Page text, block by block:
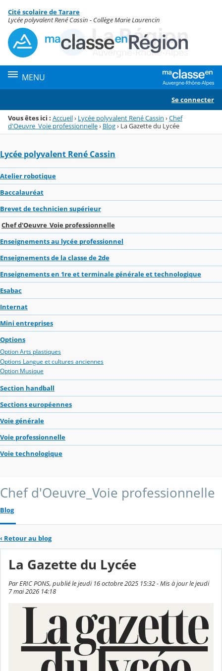
Menu de la rubrique
Contenu
Cité scolaire de Tarare
Lycée polyvalent René Cassin - Collège Marie Laurencin
MENU
Se connecter
Vous êtes ici : Accueil› Lycée polyvalent René Cassin ›Chef
d'Oeuvre_Voie professionnelle› Blog› La Gazette du Lycée
Lycée polyvalent René Cassin
Atelier robotique
Baccalauréat
Brevet de technicien supérieur
Chef d'Oeuvre_Voie professionnelle
Enseignements au lycée professionnel
Enseignements de la classe de 2de
Enseignements en 1re et terminale générale et technologique
Esabac
Internat
Mini entreprises
Options
Option Arts plastiques
Options Langue et cultures anciennes
Option Musique
Section handball
Sections européennes
Voie générale
Voie professionnelle
Voie technologique
Chef d'Oeuvre_Voie professionnelle
Blog
‹ Retour au blog
La Gazette du Lycée
Par ERIC PONS, publié le jeudi 16 octobre 2025 15:32 - Mis à jour le jeudi
7 mai 2026 14:18